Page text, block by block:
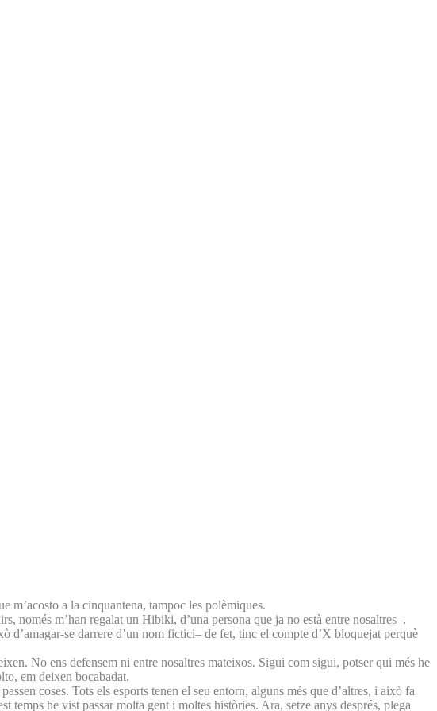
m’acosto a la cinquantena, tampoc les polèmiques.
només m’han regalat un Hibiki, d’una persona que ja no està entre nosaltres–.
d’amagar-se darrere d’un nom fictici– de fet, tinc el compte d’X bloquejat perquè
No ens defensem ni entre nosaltres mateixos. Sigui com sigui, potser qui més he
em deixen bocabadat.
coses. Tots els esports tenen el seu entorn, alguns més que d’altres, i això fa
he vist passar molta gent i moltes històries. Ara, setze anys després, plega